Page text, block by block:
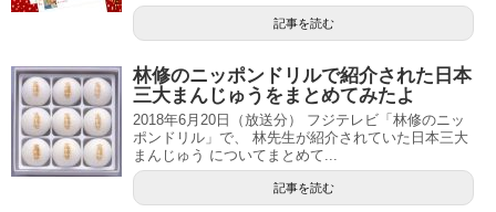
記事を読む
林修のニッポンドリルで紹介された日本
三大まんじゅうをまとめてみたよ
2018年6月20日（放送分） フジテレビ「林修のニッ
ポンドリル」で、 林先生が紹介されていた日本三大
まんじゅう についてまとめて...
記事を読む